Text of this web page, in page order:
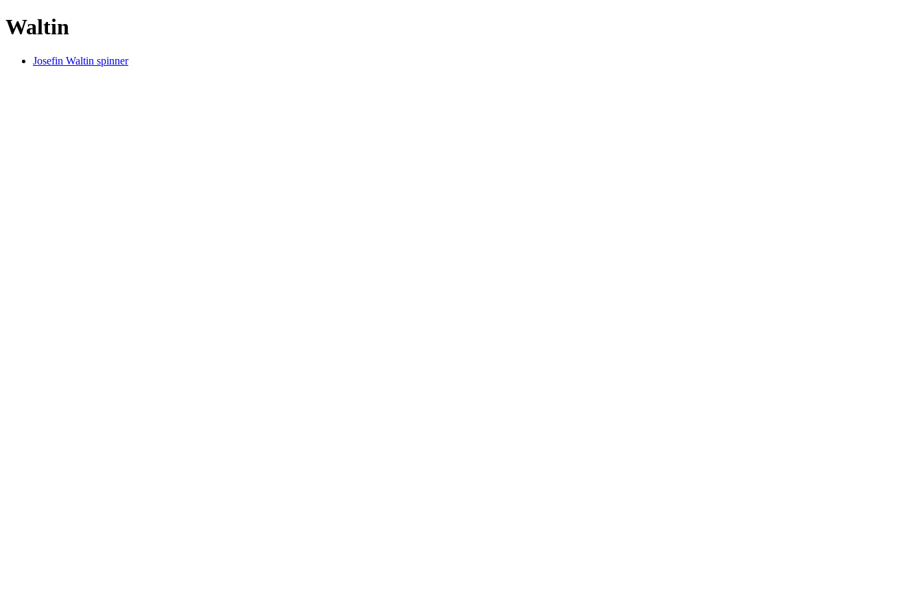
Waltin
Josefin Waltin spinner